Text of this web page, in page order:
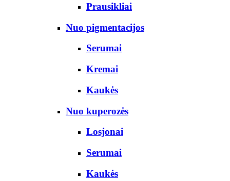
Prausikliai
Nuo pigmentacijos
Serumai
Kremai
Kaukės
Nuo kuperozės
Losjonai
Serumai
Kaukės